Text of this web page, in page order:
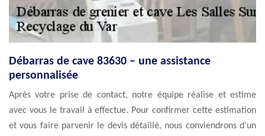
Débarras de cave 83630 – une assistance
personnalisée
Après votre prise de contact, notre équipe réalise et estime
avec vous le travail à effectue. Pour confirmer cette estimation
et vous faire parvenir le devis détaillé, nous conviendrons d’un